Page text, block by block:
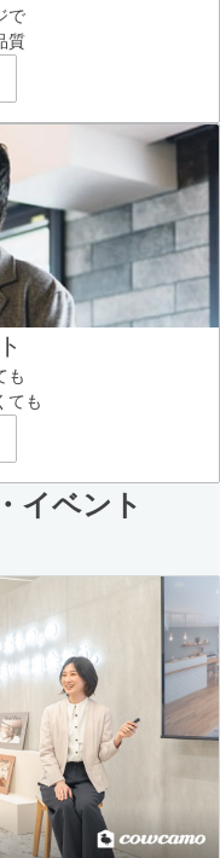
で
質
も
ても
イベント